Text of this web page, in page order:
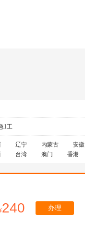
1工
辽宁 内蒙古 安徽
台湾 澳门 香港
240 办理